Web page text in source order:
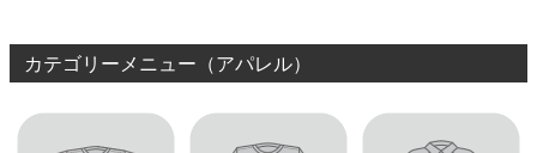
カテゴリーメニュー（アパレル）